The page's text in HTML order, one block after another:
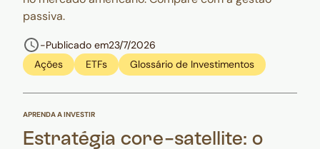
passiva.
-Publicado em23/7/2026
Ações
ETFs Glossário de Investimentos
APRENDA A INVESTIR
Estratégia core-satellite: o